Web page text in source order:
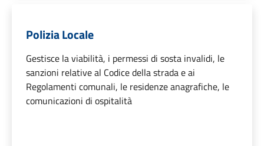
Polizia Locale
Gestisce la viabilità, i permessi di sosta invalidi, le
sanzioni relative al Codice della strada e ai
Regolamenti comunali, le residenze anagrafiche, le
comunicazioni di ospitalità